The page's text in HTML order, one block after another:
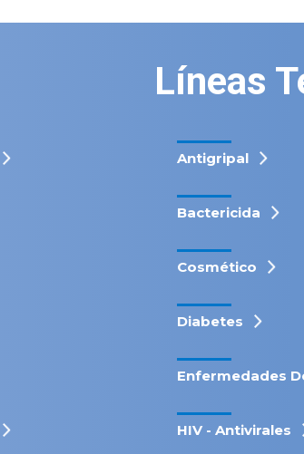
Líneas
Antigripal
Bactericida
Cosmético
Diabetes
Enfermedades
HIV - Antivirales